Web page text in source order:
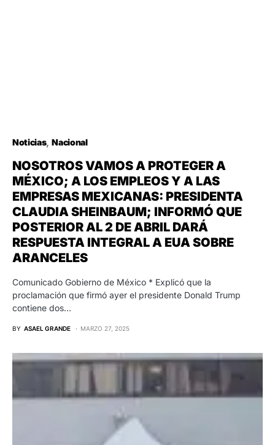
Noticias Nacional
NOSOTROS VAMOS A PROTEGER A
MÉXICO; A LOS EMPLEOS Y A LAS
EMPRESAS MEXICANAS: PRESIDENTA
CLAUDIA SHEINBAUM; INFORMÓ QUE
POSTERIOR AL 2 DE ABRIL DARÁ
RESPUESTA INTEGRAL A EUA SOBRE
ARANCELES
Comunicado Gobierno de México * Explicó que la
proclamación que firmó ayer el presidente Donald Trump
contiene dos…
BY ASAEL GRANDE MARZO 27, 2025